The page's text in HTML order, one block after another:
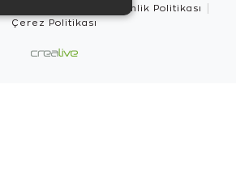
Güvenlik Politikası
Çerez Politikası